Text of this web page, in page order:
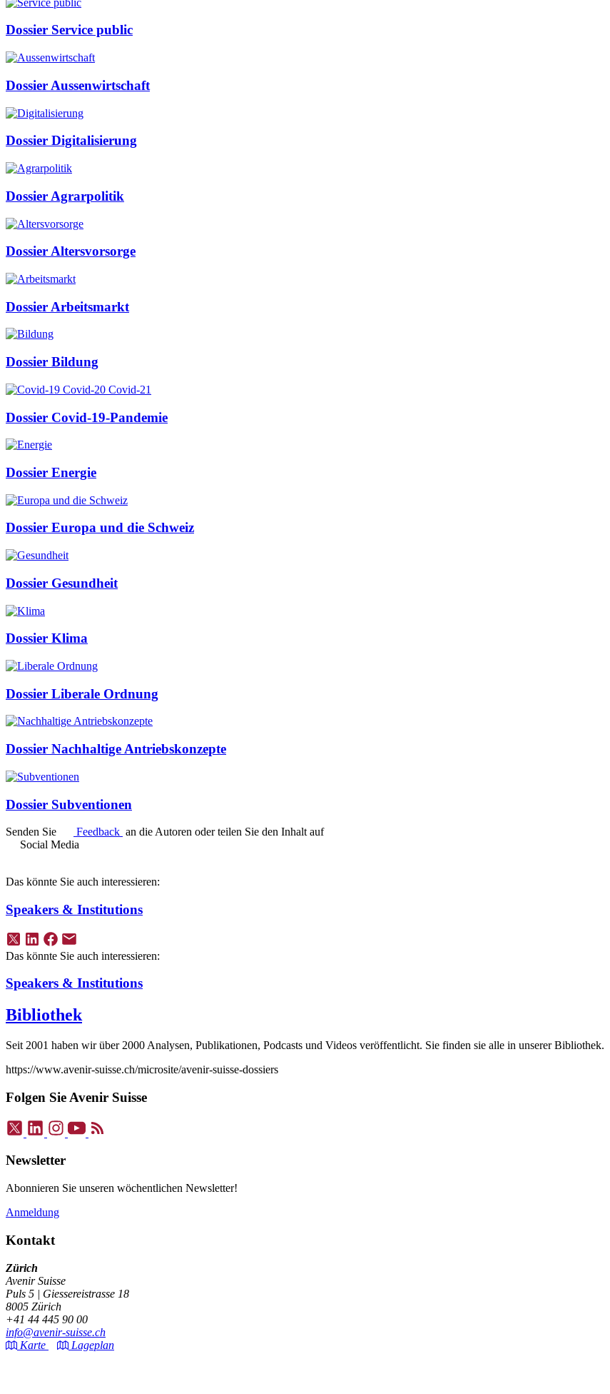
Dossier Service public
Dossier Aussenwirtschaft
Dossier Digitalisierung
Dossier Agrarpolitik
Dossier Altersvorsorge
Dossier Arbeitsmarkt
Dossier Bildung
Dossier Covid-19-Pandemie
Dossier Energie
Dossier Europa und die Schweiz
Dossier Gesundheit
Dossier Klima
Dossier Liberale Ordnung
Dossier Nachhaltige Antriebskonzepte
Dossier Subventionen
Senden Sie Feedback an die Autoren oder teilen Sie den Inhalt auf
Social Media
Das könnte Sie auch interessieren:
Speakers & Institutions
Das könnte Sie auch interessieren:
Speakers & Institutions
Bibliothek
Seit 2001 haben wir über 2000 Analysen, Publikationen, Podcasts und Videos veröffentlicht. Sie finden sie alle in unserer Bibliothek.
https://www.avenir-suisse.ch/microsite/avenir-suisse-dossiers
Folgen Sie Avenir Suisse
Newsletter
Abonnieren Sie unseren wöchentlichen Newsletter!
Anmeldung
Kontakt
Zürich
Avenir Suisse
Puls 5 | Giessereistrasse 18
8005 Zürich
+41 44 445 90 00
info@avenir-suisse.ch
Karte
Lageplan